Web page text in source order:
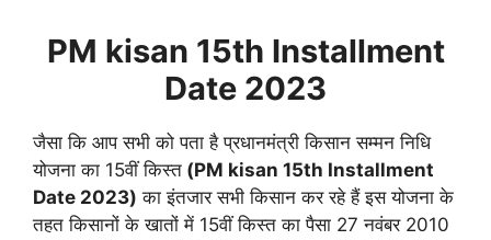
PM kisan 15th Installment
Date 2023
जैसा कि आप सभी को पता है प्रधानमंत्री किसान सम्मन निधि
योजना का 15वीं किस्त (PM kisan 15th Installment
Date 2023) का इंतजार सभी किसान कर रहे हैं इस योजना के
तहत किसानों के खातों में 15वीं किस्त का पैसा 27 नवंबर 2010